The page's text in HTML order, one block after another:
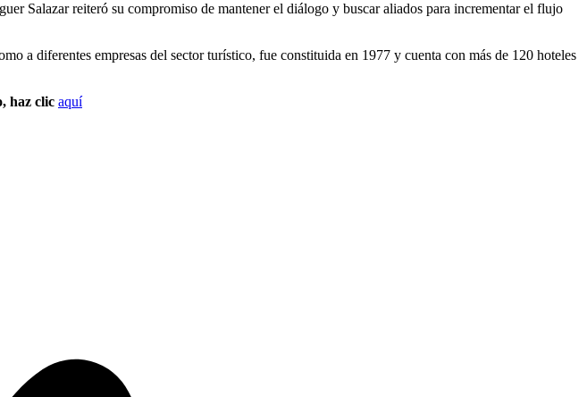
Salazar reiteró su compromiso de mantener el diálogo y buscar aliados para incrementar el flujo
a diferentes empresas del sector turístico, fue constituida en 1977 y cuenta con más de 120 hoteles
haz clic aquí